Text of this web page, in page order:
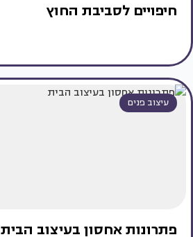
חיפויים לסביבת החוץ
עיצוב פנים
פתרונות אחסון בעיצוב הבית